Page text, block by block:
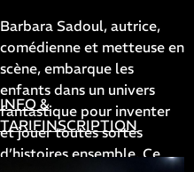
Barbara Sadoul, autrice,
comédienne et metteuse en
scène, embarque les
enfants dans un univers
fantastique pour inventer
et jouer toutes sortes
d’histoires ensemble. Ce
INFO &
TARIFINSCRIPTION